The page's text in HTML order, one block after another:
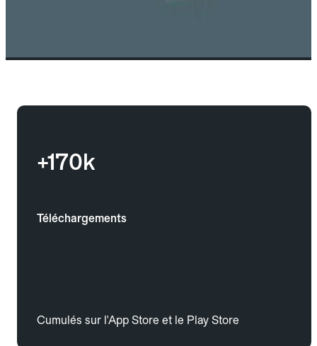
+170k
Téléchargements
Cumulés sur l'App Store et le Play Store